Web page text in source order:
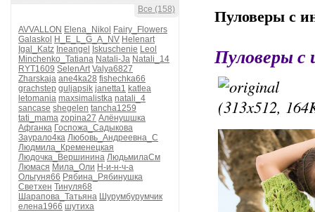
Все (158)
AVVALLON Elena_Nikol
Fairy_Flowers
Galaskol
H_E_L_G_A_NV Helenart
Igal_Katz Ineangel Iskuschenie Leol
Minchenko_Tatiana Natali-Ja Natali_14
RYT1609 SelenArt Valya6827
Zharskaja ane4ka28 fishechka66
grachstep guljapsik janetta1 katlea
letomania maxsimalistka natali_4
sancase shegelen tancha1259
tati_mama zopina27 Алёнушшка
Афганка Госпожа_Садыкова
Заурало4ка Любовь_Андреевна_С
Людмила_Кременецкая
Людочка_Вершинина ЛюдьмилаСм
Люмася Мила_Оли Н-и-н-ч-а
Ольгуня66 Рябина_Рябинушка
Светхен Тинуля68
Шарапова_Татьяна Шурумбурумчик
елена1966 шутиха
Пуловеры с
Пуловеры с